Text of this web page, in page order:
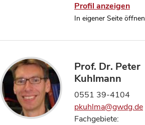
Profil anzeigen
In eigener Seite öffnen
Prof. Dr. Peter
Kuhlmann
0551 39-4104
pkuhlma@gwdg.de
Fachgebiete: